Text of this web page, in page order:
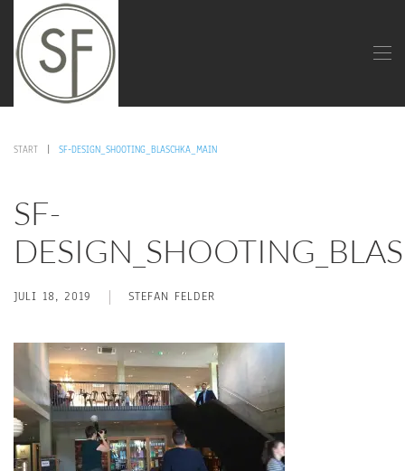
START SF-DESIGN_SHOOTING_BLASCHKA_MAIN
SF-
JULI 18, 2019 STEFAN FELDER